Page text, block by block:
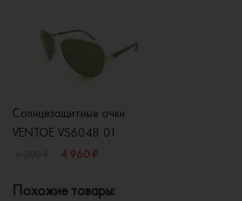
Солнцезащитные очки
VENTOE VS6048 01
4 960 ₽
Похожие товары: